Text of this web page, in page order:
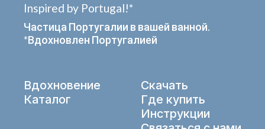
Inspired by Portugal!*
Частица Португалии в вашей ванной.
*Вдохновлен Португалией
Вдохновение
Каталог
Скачать
Где купить
Инструкции